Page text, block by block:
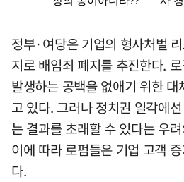
정부·여당은 기업의 형사처벌
지로 배임죄 폐지를 추진한다.
발생하는 공백을 없애기 위한
고 있다. 그러나 정치권 일각에
는 결과를 초래할 수 있다는 우
이에 따라 로펌들은 기업 고객
다.